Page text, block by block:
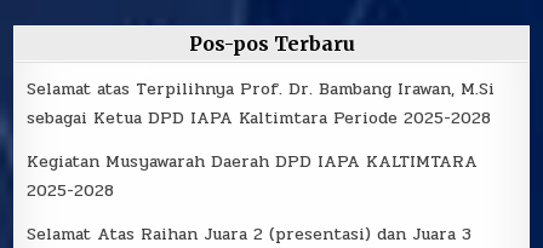
Pos-pos Terbaru
Selamat atas Terpilihnya Prof. Dr. Bambang Irawan, M.Si
sebagai Ketua DPD IAPA Kaltimtara Periode 2025-2028
Kegiatan Musyawarah Daerah DPD IAPA KALTIMTARA
2025-2028
Selamat Atas Raihan Juara 2 (presentasi) dan Juara 3